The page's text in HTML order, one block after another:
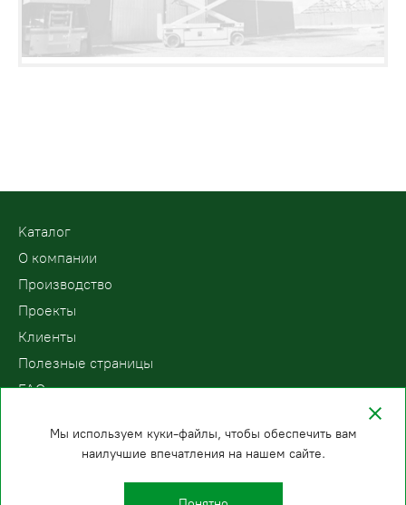
Kаталог
О компании
Производство
Проекты
Клиенты
Полезные страницы
FAQ
8 (800) 200-78-15
Мы используем куки-файлы, чтобы обеспечить вам
наилучшие впечатления на нашем сайте.